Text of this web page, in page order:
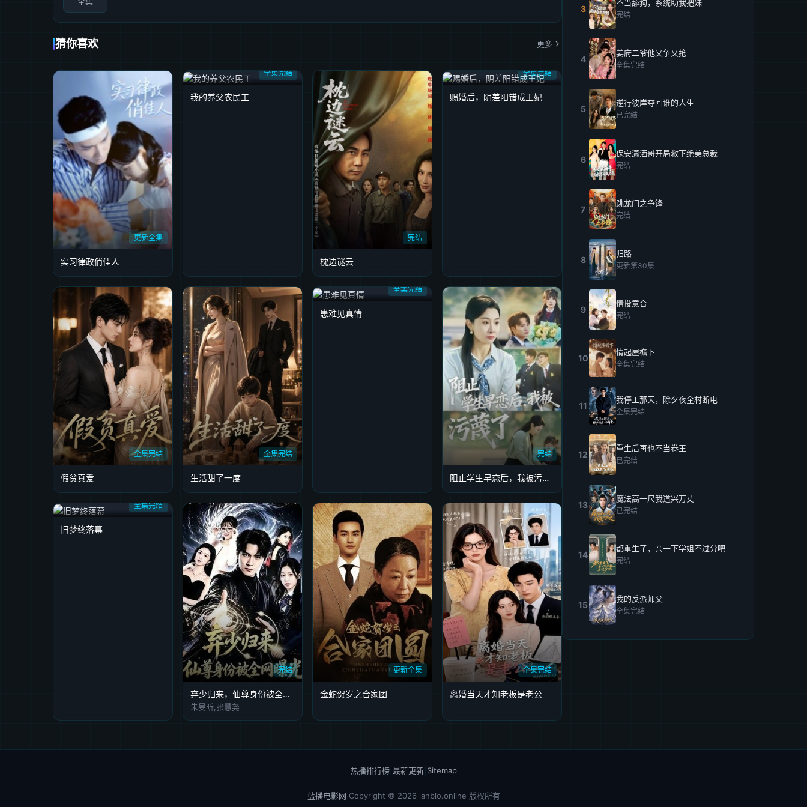
猜你喜欢 更多
更新全集
实习律政俏佳人
全集完结
我的养父农民工
完结
枕边谜云
全集完结
赐婚后，阴差阳错成王妃
全集完结
假贫真爱
全集完结
生活甜了一度
全集完结
患难见真情
完结
阻止学生早恋后，我被污蔑了
全集完结
旧梦终落幕
完结
弃少归来，仙尊身份被全网曝光
朱旻昕,张慧尧
更新全集
金蛇贺岁之合家团
全集完结
离婚当天才知老板是老公
3
不当舔狗，系统助我把妹
完结
4
姜府二爷他又争又抢
全集完结
5
逆行彼岸夺回谁的人生
已完结
6
保安潇洒哥开局救下绝美总裁
完结
7
跳龙门之争锋
完结
8
归路
更新第30集
9
情投意合
完结
10
情起屋檐下
全集完结
11
我停工那天，除夕夜全村断电
全集完结
12
重生后再也不当卷王
已完结
13
魔法高一尺我道兴万丈
已完结
14
都重生了，亲一下学姐不过分吧
完结
15
我的反派师父
全集完结
热播排行榜| 最新更新| Sitemap
蓝播电影网 Copyright © 2026 lanblo.online 版权所有